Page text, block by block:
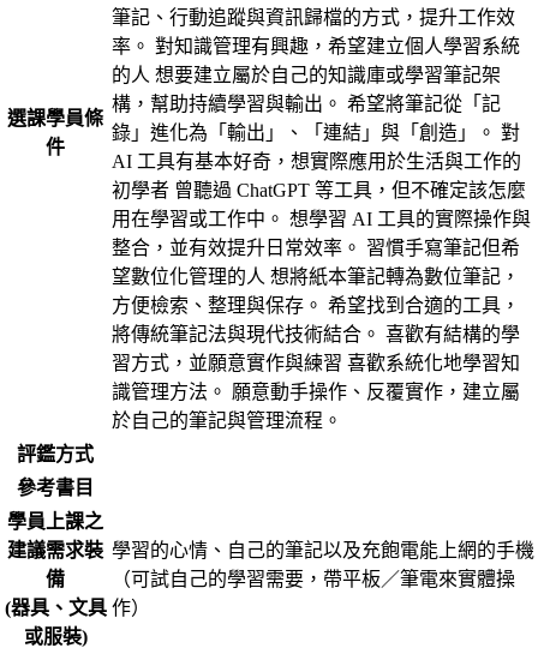
選課學員條
件
筆記、行動追蹤與資訊歸檔的方式，提升工作效
率。 對知識管理有興趣，希望建立個人學習系統
的人 想要建立屬於自己的知識庫或學習筆記架
構，幫助持續學習與輸出。 希望將筆記從「記
錄」進化為「輸出」、「連結」與「創造」。 對
AI 工具有基本好奇，想實際應用於生活與工作的
初學者 曾聽過 ChatGPT 等工具，但不確定該怎麼
用在學習或工作中。 想學習 AI 工具的實際操作與
整合，並有效提升日常效率。 習慣手寫筆記但希
望數位化管理的人 想將紙本筆記轉為數位筆記，
方便檢索、整理與保存。 希望找到合適的工具，
將傳統筆記法與現代技術結合。 喜歡有結構的學
習方式，並願意實作與練習 喜歡系統化地學習知
識管理方法。 願意動手操作、反覆實作，建立屬
於自己的筆記與管理流程。
評鑑方式
參考書目
學員上課之
建議需求裝
備
(器具、文具
或服裝)
學習的心情、自己的筆記以及充飽電能上網的手機
（可試自己的學習需要，帶平板／筆電來實體操
作）